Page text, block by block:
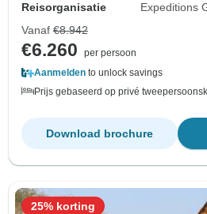
Reisorganisatie
Expeditions
Vanaf €8.942
€6.260
per persoon
Aanmelden to unlock savings
Prijs gebaseerd op privé
Download brochure
25% korting